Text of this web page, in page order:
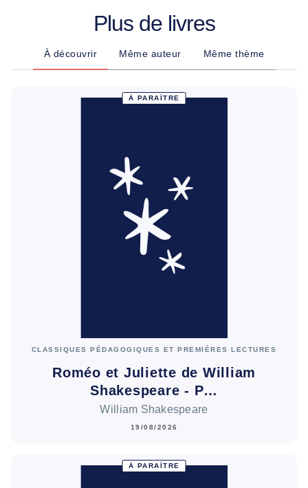
Plus de livres
À découvrir Même auteur Même thème
À PARAÎTRE
CLASSIQUES PÉDAGOGIQUES ET PREMIÈRES LECTURES
Roméo et Juliette de William
Shakespeare - P…
William Shakespeare
19/08/2026
À PARAÎTRE